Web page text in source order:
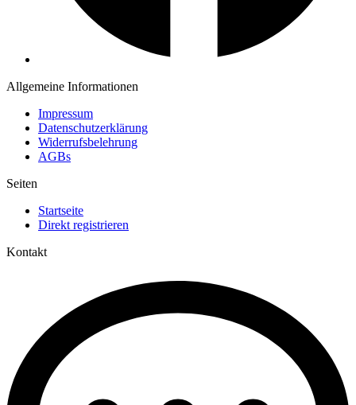
Allgemeine Informationen
Impressum
Datenschutzerklärung
Widerrufsbelehrung
AGBs
Seiten
Startseite
Direkt registrieren
Kontakt